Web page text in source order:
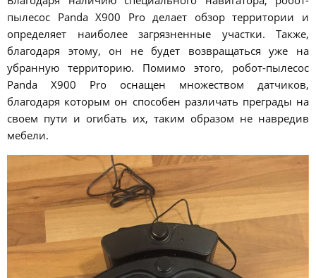
пылесос Panda X900 Pro делает обзор территории и
определяет наиболее загрязненные участки. Также,
благодаря этому, он не будет возвращаться уже на
убранную территорию. Помимо этого, робот-пылесос
Panda X900 Pro оснащен множеством датчиков,
благодаря которым он способен различать преграды на
своем пути и огибать их, таким образом не навредив
мебели.